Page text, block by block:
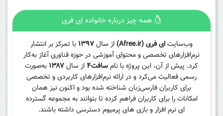
همه چیز درباره خانواده اِی فری
وب‌سایتای فری (Afree.ir) از سال۱۳۹۷ با تمرکز بر انتشار
نرم‌افزارهای تخصصی و محتوای آموزشی در حوزه فناوری آغاز به‌کار
کرد. پیش از آن، این پروژه با نامسافت۴ از سال۱۳۸۷ به‌صورت
رسمی فعالیت می‌کرد و در ارائه نرم‌افزارهای کاربردی و تخصصی
برای کاربران فارسی‌زبان شناخته شده بود و اکنون نیز همان
امکانات را برای کاربران فراهم کرده تا بتوانند به مجموعه گسترده
ای نرم افزار و بازی های پرمیوم دسترسی داشته باشند.